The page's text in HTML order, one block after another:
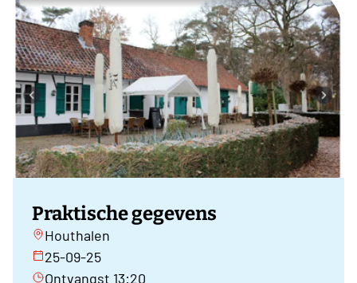
Praktische gegevens
Houthalen
25-09-25
Ontvangst 13:20